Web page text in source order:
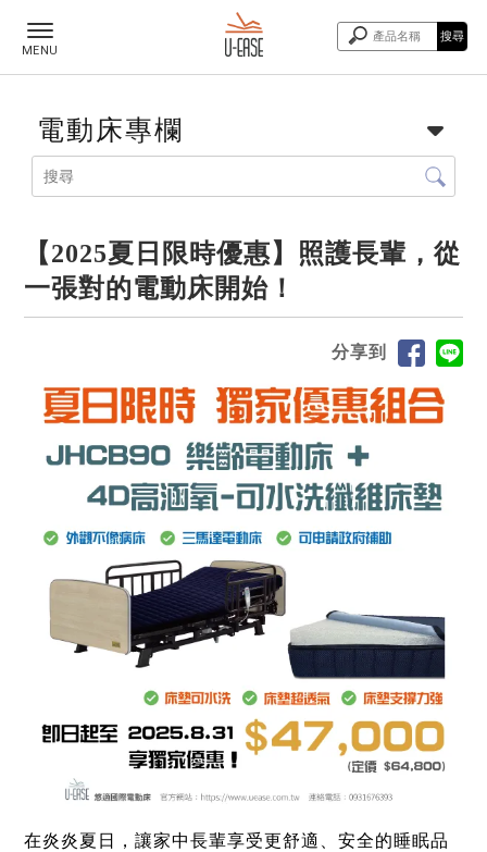
電動床專欄
【2025夏日限時優惠】照護長輩，從
一張對的電動床開始！
分享到
在炎炎夏日，讓家中長輩享受更舒適、安全的睡眠品